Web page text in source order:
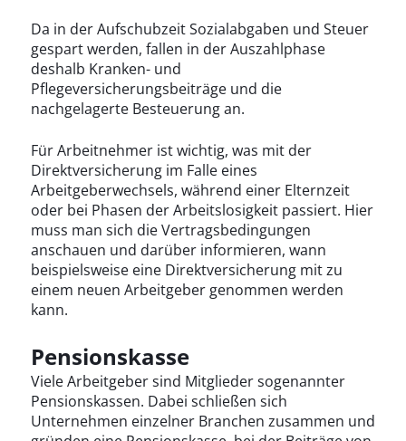
Da in der Aufschubzeit Sozialabgaben und Steuer
gespart werden, fallen in der Auszahlphase
deshalb Kranken- und
Pflegeversicherungsbeiträge und die
nachgelagerte Besteuerung an.
Für Arbeitnehmer ist wichtig, was mit der
Direktversicherung im Falle eines
Arbeitgeberwechsels, während einer Elternzeit
oder bei Phasen der Arbeitslosigkeit passiert. Hier
muss man sich die Vertragsbedingungen
anschauen und darüber informieren, wann
beispielsweise eine Direktversicherung mit zu
einem neuen Arbeitgeber genommen werden
kann.
Pensionskasse
Viele Arbeitgeber sind Mitglieder sogenannter
Pensionskassen. Dabei schließen sich
Unternehmen einzelner Branchen zusammen und